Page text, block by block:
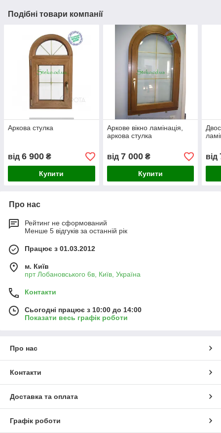
Подібні товари компанії
Аркова стулка
від 6 900 ₴
Купити
Аркове вікно ламінація,
аркова стулка
від 7 000₴
Купити
від
Про нас
Рейтинг не сформований
Менше 5 відгуків за останній рік
Працює з 01.03.2012
м. Київ
прт Лобановського 6в, Київ, Україна
Контакти
Сьогодні працює з 10:00 до 14:00
Показати весь графік роботи
Про нас
Контакти
Доставка та оплата
Графік роботи